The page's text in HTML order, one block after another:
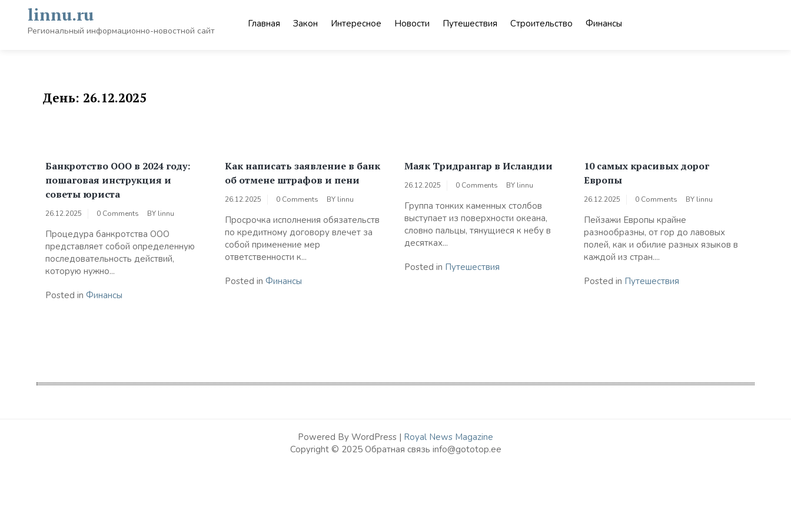
content
linnu.ru
Региональный информационно-новостной сайт
Главная Закон Интересное Новости Путешествия Строительство Финансы
День: 26.12.2025
Банкротство ООО в 2024 году:
пошаговая инструкция и
советы юриста
26.12.2025 0 Comments BY linnu
Процедура банкротства ООО
представляет собой определенную
последовательность действий,
которую нужно...
Posted in Финансы
Как написать заявление в банк
об отмене штрафов и пени
26.12.2025 0 Comments BY linnu
Просрочка исполнения обязательств
по кредитному договору влечет за
собой применение мер
ответственности к...
Posted in Финансы
Маяк Тридрангар в Исландии
26.12.2025 0 Comments BY linnu
Группа тонких каменных столбов
выступает из поверхности океана,
словно пальцы, тянущиеся к небу в
десятках...
Posted in Путешествия
10 самых красивых дорог
Европы
26.12.2025 0 Comments BY linnu
Пейзажи Европы крайне
разнообразны, от гор до лавовых
полей, как и обилие разных языков в
каждой из стран....
Posted in Путешествия
Powered By WordPress | Royal News Magazine
Copyright © 2025 Обратная связь info@gototop.ee